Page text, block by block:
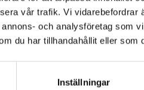
vår trafik. Vi vidarebefordrar
och analysföretag som
du har tillhandahållit eller
Inställningar
DEMO
Coverstitch
Semi-
Chain-off, sy
Luftträdning
Made in